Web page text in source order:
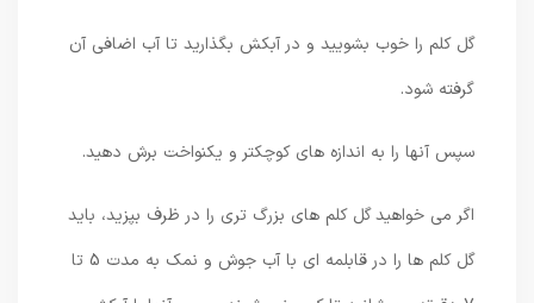
گل کلم را خوب بشویید و در آبکش بگذارید تا آب اضافی آن
گرفته شود.
سپس آنها را به اندازه های کوچکتر و یکنواخت برش دهید.
اگر می خواهید گل کلم های بزرگ تری را در ظرف بپزید، باید
گل کلم ها را در قابلمه ای با آب جوش و نمک به مدت 5 تا